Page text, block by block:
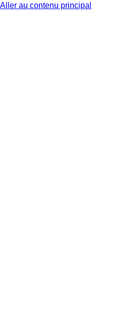
Aller au contenu principal